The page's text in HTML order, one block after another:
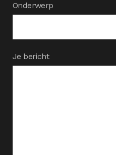
Onderwerp
Je bericht